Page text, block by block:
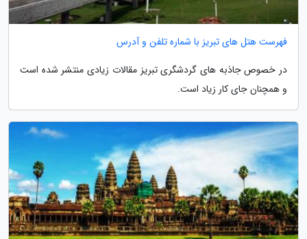
فهرست هتل های تبریز با شماره تلفن و آدرس
در خصوص جاذبه های گردشگری تبریز مقالات زیادی منتشر شده است
و همچنان جای کار زیاد است.